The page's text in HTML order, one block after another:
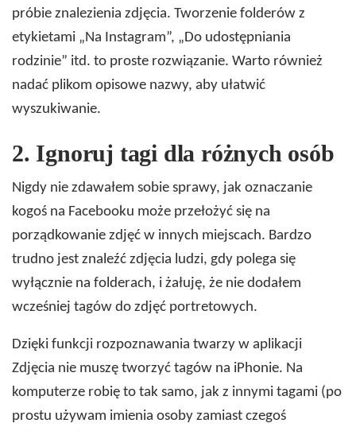
próbie znalezienia zdjęcia. Tworzenie folderów z
etykietami „Na Instagram”, „Do udostępniania
rodzinie” itd. to proste rozwiązanie. Warto również
nadać plikom opisowe nazwy, aby ułatwić
wyszukiwanie.
2. Ignoruj ​​tagi dla różnych osób
Nigdy nie zdawałem sobie sprawy, jak oznaczanie
kogoś na Facebooku może przełożyć się na
porządkowanie zdjęć w innych miejscach. Bardzo
trudno jest znaleźć zdjęcia ludzi, gdy polega się
wyłącznie na folderach, i żałuję, że nie dodałem
wcześniej tagów do zdjęć portretowych.
Dzięki funkcji rozpoznawania twarzy w aplikacji
Zdjęcia nie muszę tworzyć tagów na iPhonie. Na
komputerze robię to tak samo, jak z innymi tagami (po
prostu używam imienia osoby zamiast czegoś